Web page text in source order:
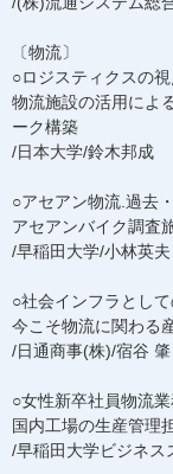
〔物流〕
○ロジスティクスの
物流施設の活用によ
ーク構築
/日本大学/鈴木邦成
○アセアン物流.過去
アセアンバイク調査
/早稲田大学/小林英夫
○社会インフラとし
今こそ物流に関わる
/日通商事(株)/宿谷 肇
○女性新卒社員物流
国内工場の生産管理
/早稲田大学ビジネス